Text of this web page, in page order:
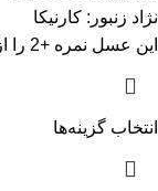
نژاد زنبور: کارنیکا
این عسل نمره +2 را از UHF دریافت نموده است.
انتخاب گزینه‌ها